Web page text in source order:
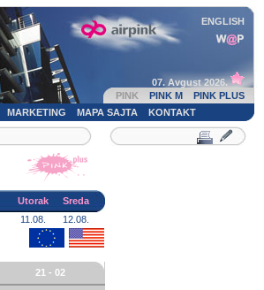
ENGLISH
07. Avgust 2026.
PINK
PINK M
PINK PLUS
MARKETING MAPA SAJTA KONTAKT
Utorak
Sreda
11.08.
12.08.
21 - 02